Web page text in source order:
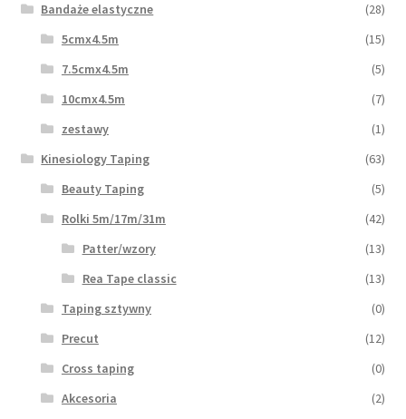
Bandaże elastyczne
(28)
5cmx4.5m
(15)
7.5cmx4.5m
(5)
10cmx4.5m
(7)
zestawy
(1)
Kinesiology Taping
(63)
Beauty Taping
(5)
Rolki 5m/17m/31m
(42)
Patter/wzory
(13)
Rea Tape classic
(13)
Taping sztywny
(0)
Precut
(12)
Cross taping
(0)
Akcesoria
(2)